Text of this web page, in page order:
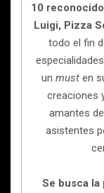
10
Luigi, Pizza
todo el fin
un musten
creaciones
amantes
asistentes
Se busca la